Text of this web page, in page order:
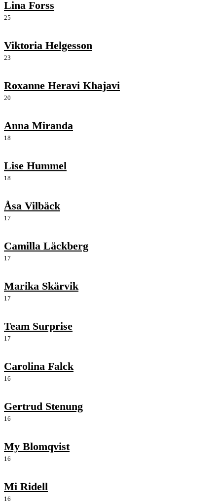
Lina Forss
25
Viktoria Helgesson
23
Roxanne Heravi Khajavi
20
Anna Miranda
18
Lise Hummel
18
Åsa Vilbäck
17
Camilla Läckberg
17
Marika Skärvik
17
Team Surprise
17
Carolina Falck
16
Gertrud Stenung
16
My Blomqvist
16
Mi Ridell
16